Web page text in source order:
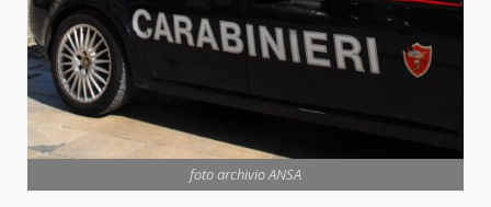
foto archivio ANSA